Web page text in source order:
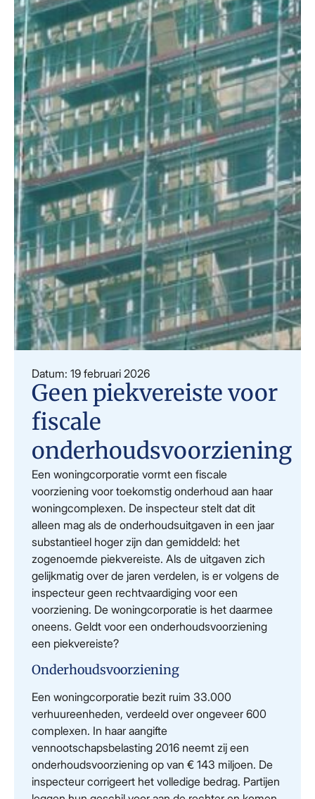
Datum: 19 februari 2026
Geen piekvereiste voor
fiscale
onderhoudsvoorziening
Een woningcorporatie vormt een fiscale
voorziening voor toekomstig onderhoud aan haar
woningcomplexen. De inspecteur stelt dat dit
alleen mag als de onderhoudsuitgaven in een jaar
substantieel hoger zijn dan gemiddeld: het
zogenoemde piekvereiste. Als de uitgaven zich
gelijkmatig over de jaren verdelen, is er volgens de
inspecteur geen rechtvaardiging voor een
voorziening. De woningcorporatie is het daarmee
oneens. Geldt voor een onderhoudsvoorziening
een piekvereiste?
Onderhoudsvoorziening
Een woningcorporatie bezit ruim 33.000
verhuureenheden, verdeeld over ongeveer 600
complexen. In haar aangifte
vennootschapsbelasting 2016 neemt zij een
onderhoudsvoorziening op van € 143 miljoen. De
inspecteur corrigeert het volledige bedrag. Partijen